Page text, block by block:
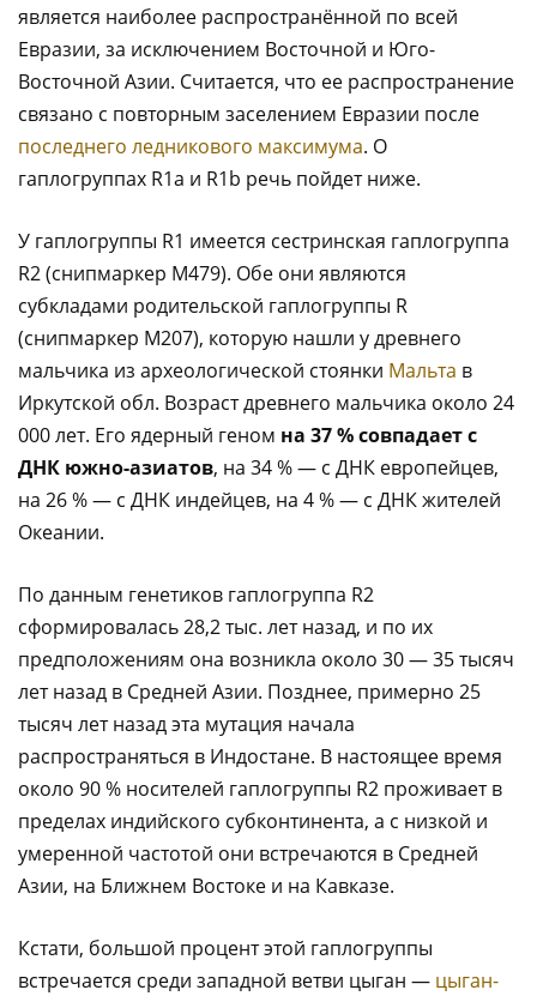
является наиболее распространённой по всей
Евразии, за исключением Восточной и Юго-
Восточной Азии. Считается, что ее распространение
связано с повторным заселением Евразии после
последнего ледникового максимума. О
гаплогруппах R1a и R1b речь пойдет ниже.
У гаплогруппы R1 имеется сестринская гаплогруппа
R2 (снипмаркер M479). Обе они являются
субкладами родительской гаплогруппы R
(снипмаркер M207), которую нашли у древнего
мальчика из археологической стоянки Мальта в
Иркутской обл. Возраст древнего мальчика около 24
000 лет. Его ядерный геном на 37 % совпадает с
ДНК южно-азиатов, на 34 % — с ДНК европейцев,
на 26 % — с ДНК индейцев, на 4 % — с ДНК жителей
Океании.
По данным генетиков гаплогруппа R2
сформировалась 28,2 тыс. лет назад, и по их
предположениям она возникла около 30 — 35 тысяч
лет назад в Средней Азии. Позднее, примерно 25
тысяч лет назад эта мутация начала
распространяться в Индостане. В настоящее время
около 90 % носителей гаплогруппы R2 проживает в
пределах индийского субконтинента, а с низкой и
умеренной частотой они встречаются в Средней
Азии, на Ближнем Востоке и на Кавказе.
Кстати, большой процент этой гаплогруппы
встречается среди западной ветви цыган — цыган-